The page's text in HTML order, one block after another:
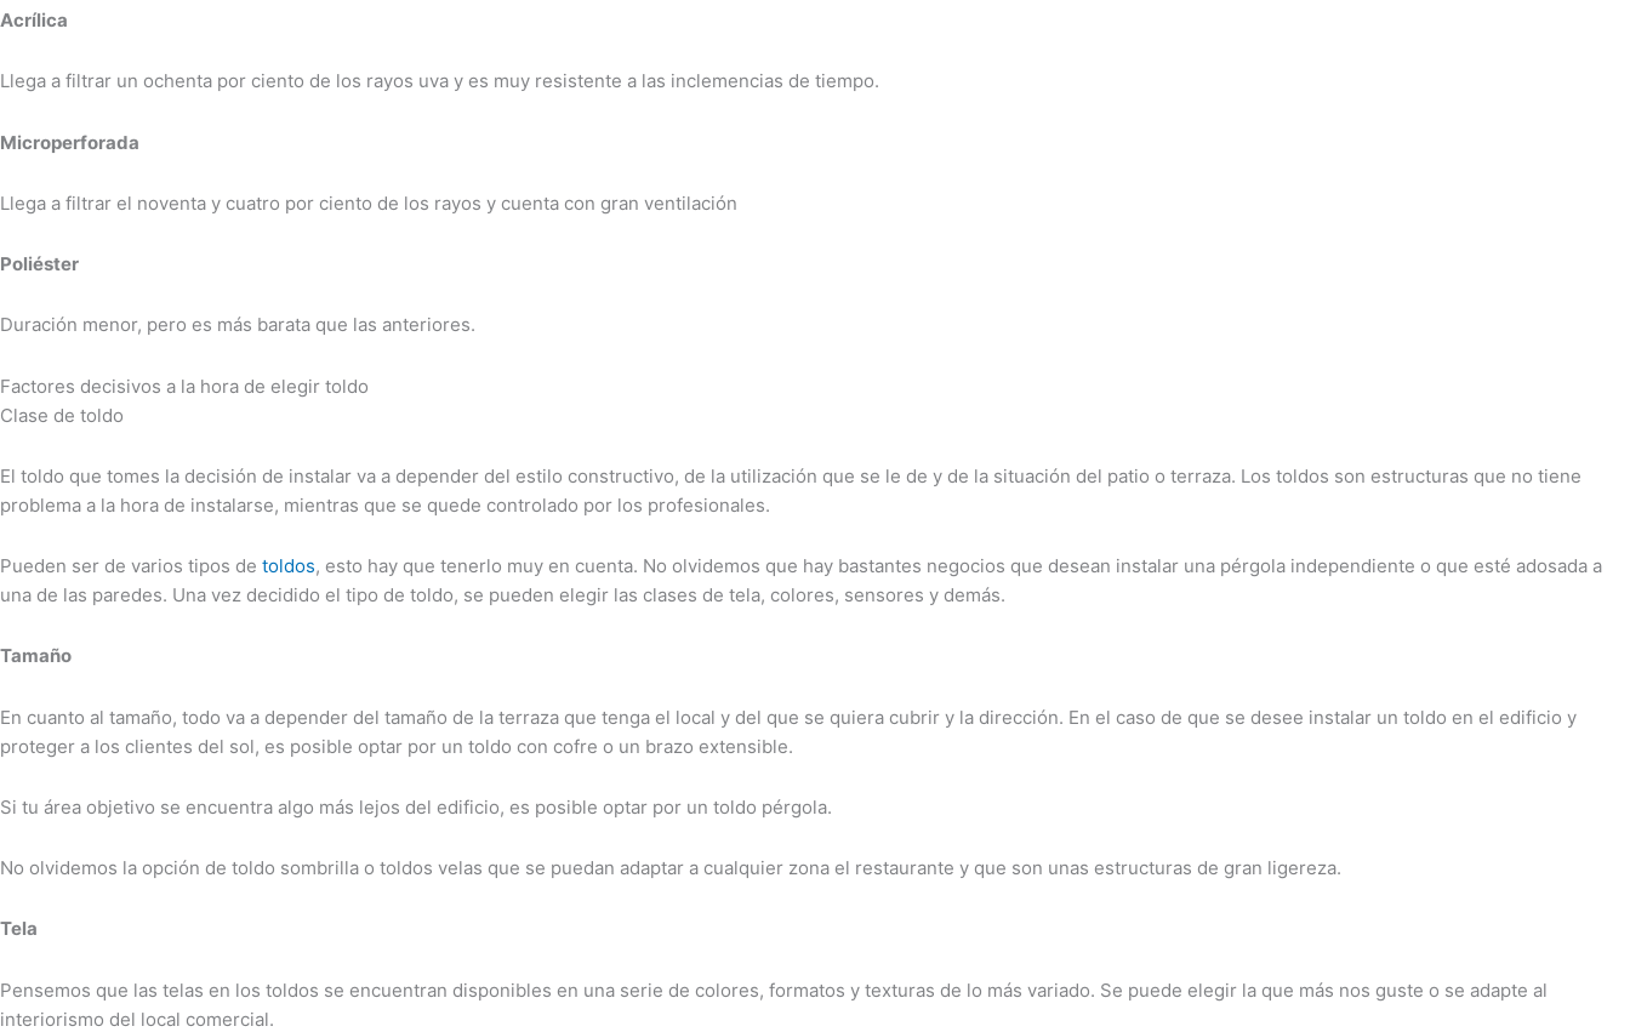
Acrílica
Llega a filtrar un ochenta por ciento de los rayos uva y es muy resistente a las inclemencias de tiempo.
Microperforada
Llega a filtrar el noventa y cuatro por ciento de los rayos y cuenta con gran ventilación
Poliéster
Duración menor, pero es más barata que las anteriores.
Factores decisivos a la hora de elegir toldo
Clase de toldo
El toldo que tomes la decisión de instalar va a depender del estilo constructivo, de la utilización que se le de y de la situación del patio o terraza. Los toldos son estructuras que no tiene
problema a la hora de instalarse, mientras que se quede controlado por los profesionales.
Pueden ser de varios tipos de toldos, esto hay que tenerlo muy en cuenta. No olvidemos que hay bastantes negocios que desean instalar una pérgola independiente o que esté adosada a
una de las paredes. Una vez decidido el tipo de toldo, se pueden elegir las clases de tela, colores, sensores y demás.
Tamaño
En cuanto al tamaño, todo va a depender del tamaño de la terraza que tenga el local y del que se quiera cubrir y la dirección. En el caso de que se desee instalar un toldo en el edificio y
proteger a los clientes del sol, es posible optar por un toldo con cofre o un brazo extensible.
Si tu área objetivo se encuentra algo más lejos del edificio, es posible optar por un toldo pérgola.
No olvidemos la opción de toldo sombrilla o toldos velas que se puedan adaptar a cualquier zona el restaurante y que son unas estructuras de gran ligereza.
Tela
Pensemos que las telas en los toldos se encuentran disponibles en una serie de colores, formatos y texturas de lo más variado. Se puede elegir la que más nos guste o se adapte al
interiorismo del local comercial.